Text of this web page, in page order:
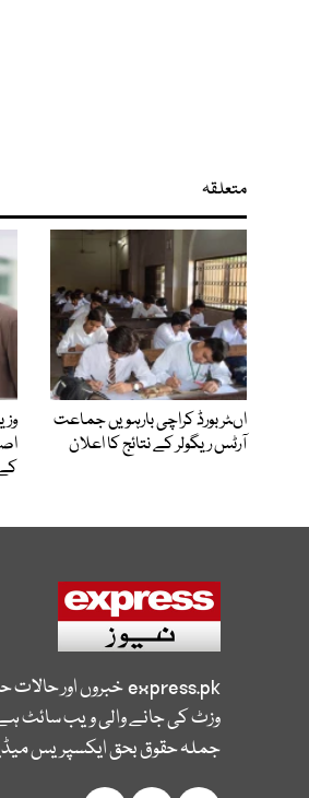
متعلقہ
اںٹر بورڈ کراچی بارہویں جماعت
آرٹس ریگولر کے نتائج کا اعلان
express.pkخبروں اور
وزٹ کی جانے والی ویب سائٹ
جملہ حقوق بحق ایکسپریس